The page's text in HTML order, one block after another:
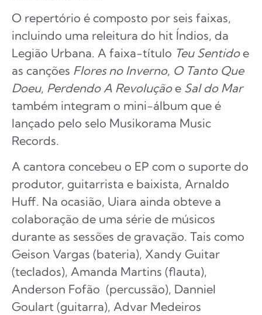
O repertório é composto por seis faixas,
incluindo uma releitura do hit Índios, da
Legião Urbana. A faixa-título Teu Sentidoe
as canções Flores no Inverno, O Tanto Que
Doeu, Perdendo A Revoluçãoe Sal do Mar
também integram o mini-álbum que é
lançado pelo selo Musikorama Music
Records.
A cantora concebeu o EP com o suporte do
produtor, guitarrista e baixista, Arnaldo
Huff. Na ocasião, Uiara ainda obteve a
colaboração de uma série de músicos
durante as sessões de gravação. Tais como
Geison Vargas (bateria), Xandy Guitar
(teclados), Amanda Martins (flauta),
Anderson Fofão (percussão), Danniel
Goulart (guitarra), Advar Medeiros